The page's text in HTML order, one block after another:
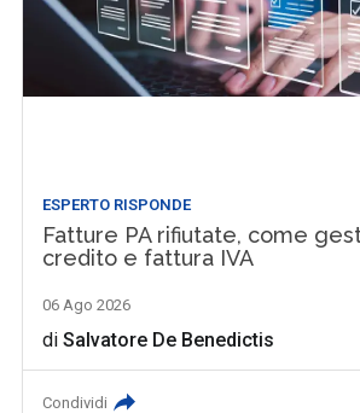
ESPERTO RISPONDE
Fatture PA rifiutate, come
credito e fattura IVA
06 Ago 2026
diSalvatore De Benedictis
Condividi